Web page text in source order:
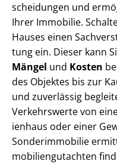
schei­dun­gen und
Ihrer Immobilie.
Hauses einen
tung ein. Dieser kann
Mängel und Kosten
des Objektes bis zur
und zuverlässig
Verkehrswerte von
i­en­haus oder einer
Sonderimmobilie
mo­bi­li­en­gut­ach­ten